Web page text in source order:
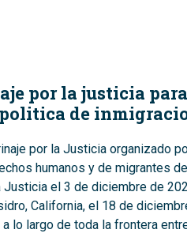
por la justicia para
de
por la Justicia organizado
humanos y de migrantes
el 3 de diciembre de
California, el 18 de
lo largo de toda la frontera